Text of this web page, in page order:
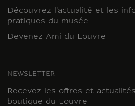
Découvrez l'actualité et les
pratiques du musée
Devenez Ami du Louvre
NEWSLETTER
Recevez les offres et
boutique du Louvre